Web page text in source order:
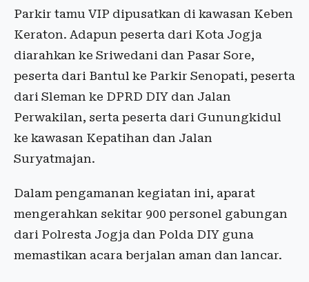
Parkir tamu VIP dipusatkan di kawasan Keben
Keraton. Adapun peserta dari Kota Jogja
diarahkan ke Sriwedani dan Pasar Sore,
peserta dari Bantul ke Parkir Senopati, peserta
dari Sleman ke DPRD DIY dan Jalan
Perwakilan, serta peserta dari Gunungkidul
ke kawasan Kepatihan dan Jalan
Suryatmajan.
Dalam pengamanan kegiatan ini, aparat
mengerahkan sekitar 900 personel gabungan
dari Polresta Jogja dan Polda DIY guna
memastikan acara berjalan aman dan lancar.